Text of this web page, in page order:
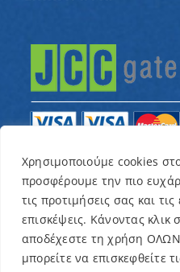
Χρησιμοποιούμε cookies
προσφέρουμε την πιο
τις προτιμήσεις σας και
επισκέψεις. Κάνοντας
αποδέχεστε τη χρήση
μπορείτε να επισκεφθείτε
© Copyright 2022 –
παιδιά με καρκίνο και
Όνειρο Μια Ευχή» /